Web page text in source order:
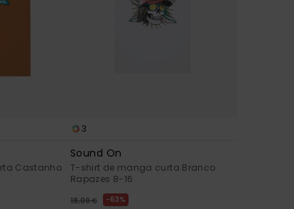
Castanho
3
Sound On
T-shirt de manga curta Branco
Rapazes 8-16
18,00 € 63%